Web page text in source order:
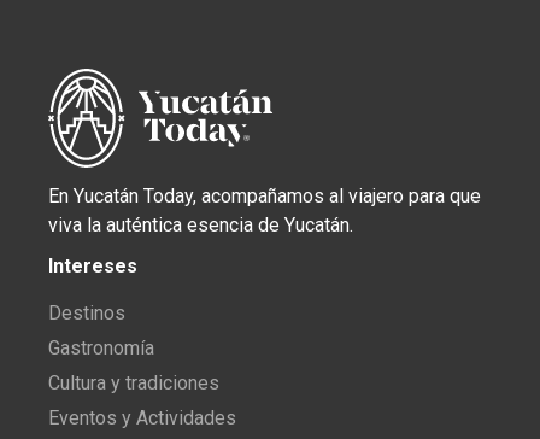
En Yucatán Today, acompañamos al viajero para que
viva la auténtica esencia de Yucatán.
Intereses
Destinos
Gastronomía
Cultura y tradiciones
Eventos y Actividades